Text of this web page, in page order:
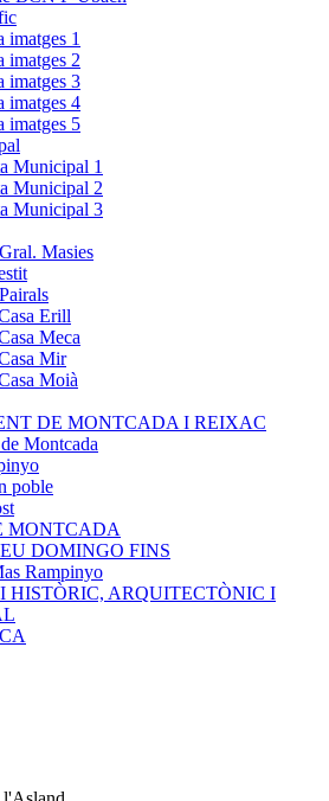
imatges 1
imatges 2
imatges 3
imatges 4
imatges 5
Municipal 1
Municipal 2
Municipal 3
Masies
Erill
Meca
Mir
Moià
DE MONTCADA I REIXAC
Montcada
poble
MONTCADA
DOMINGO FINS
Rampinyo
HISTÒRIC, ARQUITECTÒNIC I